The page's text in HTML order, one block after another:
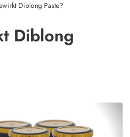
Diblong Paste?
Diblong